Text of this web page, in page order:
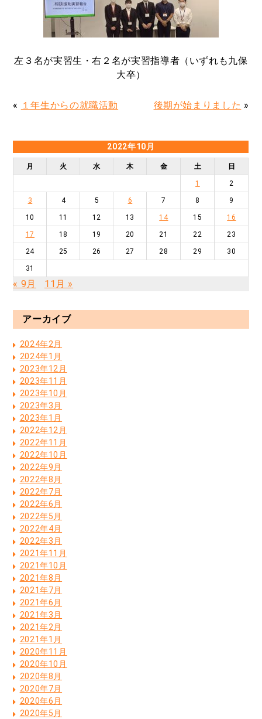
左３名が実習生・右２名が実習指導者（いずれも九保
大卒）
« １年生からの就職活動 後期が始まりました »
2022年10月
月 火 水 木 金 土 日
1 2
3 4 5 6 7 8 9
10 11 12 13 14 15 16
17 18 19 20 21 22 23
24 25 26 27 28 29 30
31
« 9月 11月 »
アーカイブ
2024年2月
2024年1月
2023年12月
2023年11月
2023年10月
2023年3月
2023年1月
2022年12月
2022年11月
2022年10月
2022年9月
2022年8月
2022年7月
2022年6月
2022年5月
2022年4月
2022年3月
2021年11月
2021年10月
2021年8月
2021年7月
2021年6月
2021年3月
2021年2月
2021年1月
2020年11月
2020年10月
2020年8月
2020年7月
2020年6月
2020年5月